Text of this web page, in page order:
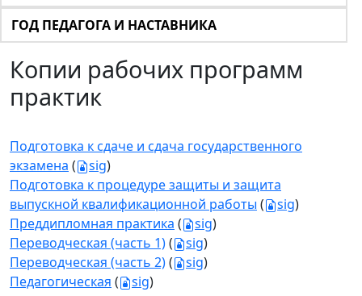
ГОД ПЕДАГОГА И НАСТАВНИКА
Копии рабочих программ
практик
Подготовка к сдаче и сдача государственного
экзамена ( sig)
Подготовка к процедуре защиты и защита
выпускной квалификационной работы ( sig)
Преддипломная практика ( sig)
Переводческая (часть 1)( sig)
Переводческая (часть 2)( sig)
Педагогическая ( sig)